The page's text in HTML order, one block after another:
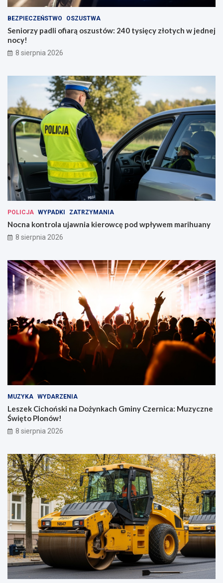
BEZPIECZEŃSTWO OSZUSTWA
Seniorzy padli ofiarą oszustów: 240 tysięcy złotych w jednej
nocy!
8 sierpnia 2026
POLICJA WYPADKI ZATRZYMANIA
Nocna kontrola ujawnia kierowcę pod wpływem marihuany
8 sierpnia 2026
MUZYKA WYDARZENIA
Leszek Cichoński na Dożynkach Gminy Czernica: Muzyczne
Święto Plonów!
8 sierpnia 2026